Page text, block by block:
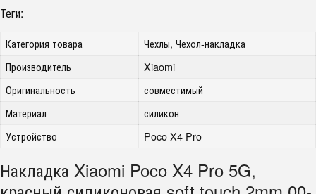
Теги:
Категория товара
Чехлы, Чехол-накладка
Производитель
Xiaomi
Оригинальность
совместимый
Материал
силикон
Устройство
Poco X4 Pro
Накладка Xiaomi Poco X4 Pro 5G,